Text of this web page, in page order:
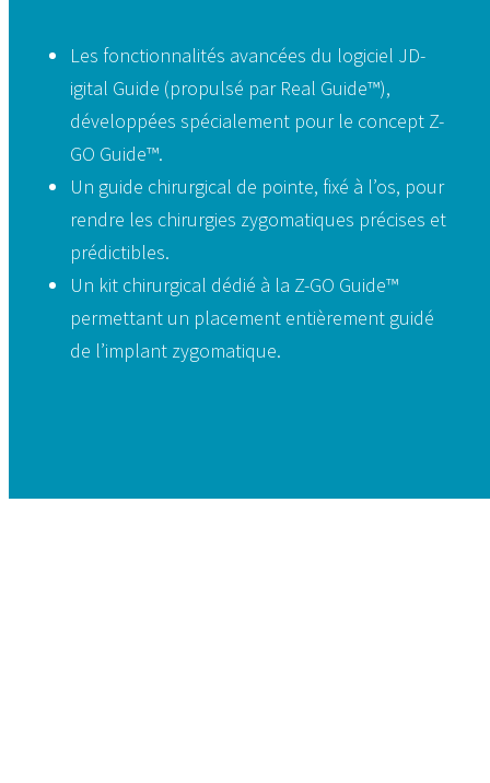
Les fonctionnalités avancées du logiciel JD-
igital Guide (propulsé par Real Guide™),
développées spécialement pour le concept Z-
GO Guide™.
Un guide chirurgical de pointe, fixé à l’os, pour
rendre les chirurgies zygomatiques précises et
prédictibles.
Un kit chirurgical dédié à la Z-GO Guide™
permettant un placement entièrement guidé
de l’implant zygomatique.